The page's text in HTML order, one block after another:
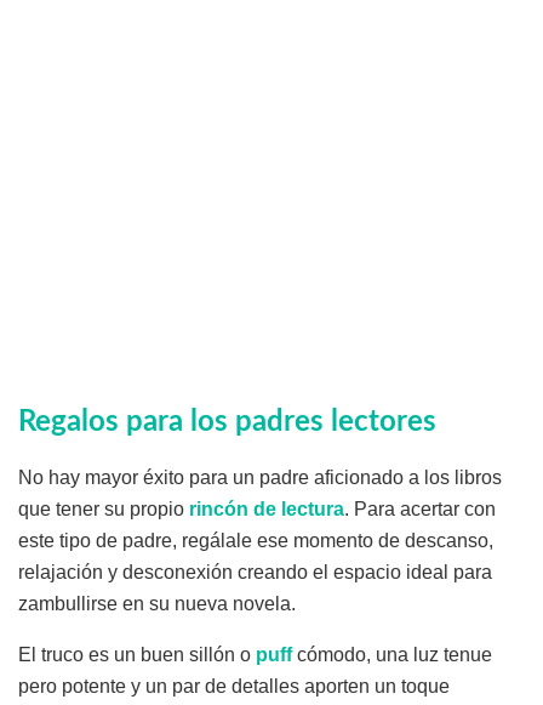
Regalos para los padres lectores
No hay mayor éxito para un padre aficionado a los libros
que tener su propio rincón de lectura. Para acertar con
este tipo de padre, regálale ese momento de descanso,
relajación y desconexión creando el espacio ideal para
zambullirse en su nueva novela.
El truco es un buen sillón o puffcómodo, una luz tenue
pero potente y un par de detalles aporten un toque